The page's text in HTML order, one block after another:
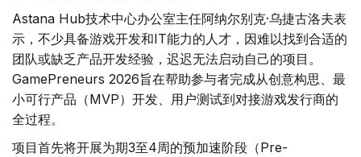
Astana Hub技术中心办公室主任阿纳尔别克·乌捷古洛夫表
示，不少具备游戏开发和IT能力的人才，因难以找到合适的
团队或缺乏产品开发经验，迟迟无法启动自己的项目。
GamePreneurs 2026旨在帮助参与者完成从创意构思、最
小可行产品（MVP）开发、用户测试到对接游戏发行商的
全过程。
项目首先将开展为期3至4周的预加速阶段（Pre-